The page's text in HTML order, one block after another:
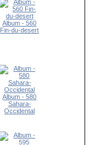
Album - 560
Fin-du-desert
Album - 580
Sahara-
Occidental